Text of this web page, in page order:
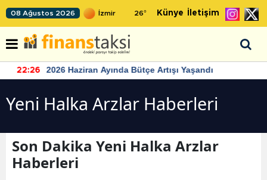
08 Ağustos 2026 26° Künye İletişim
22:26 2026 Haziran Ayında Bütçe Artışı Yaşandı
Yeni Halka Arzlar Haberleri
Son Dakika Yeni Halka Arzlar
Haberleri